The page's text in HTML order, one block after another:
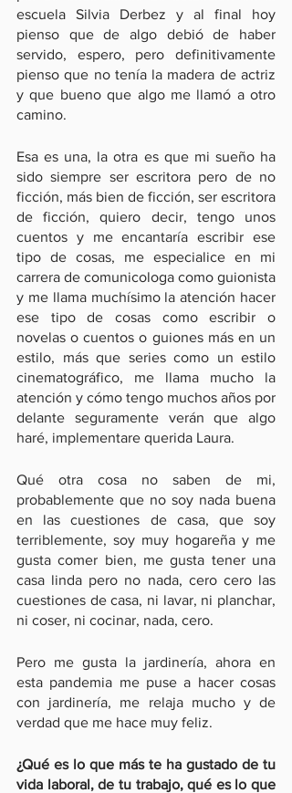
escuela Silvia Derbez y al final hoy
pienso que de algo debió de haber
servido, espero, pero definitivamente
pienso que no tenía la madera de actriz
y que bueno que algo me llamó a otro
camino.
Esa es una, la otra es que mi sueño ha
sido siempre ser escritora pero de no
ficción, más bien de ficción, ser escritora
de ficción, quiero decir, tengo unos
cuentos y me encantaría escribir ese
tipo de cosas, me especialice en mi
carrera de comunicologa como guionista
y me llama muchísimo la atención hacer
ese tipo de cosas como escribir o
novelas o cuentos o guiones más en un
estilo, más que series como un estilo
cinematográfico, me llama mucho la
atención y cómo tengo muchos años por
delante seguramente verán que algo
haré, implementare querida Laura.
Qué otra cosa no saben de mi,
probablemente que no soy nada buena
en las cuestiones de casa, que soy
terriblemente, soy muy hogareña y me
gusta comer bien, me gusta tener una
casa linda pero no nada, cero cero las
cuestiones de casa, ni lavar, ni planchar,
ni coser, ni cocinar, nada, cero.
Pero me gusta la jardinería, ahora en
esta pandemia me puse a hacer cosas
con jardinería, me relaja mucho y de
verdad que me hace muy feliz.
¿Qué es lo que más te ha gustado de tu
vida laboral, de tu trabajo, qué es lo que